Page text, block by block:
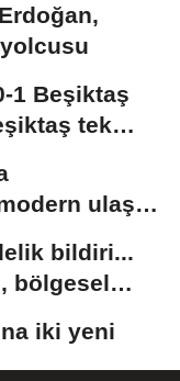
1 Beşiktaş
tek
ulaşım
bildiri...
bölgesel
iki yeni